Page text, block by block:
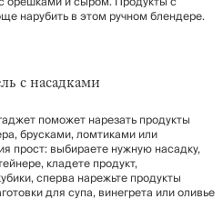
нарубить в этом ручном блендере.
с насадками
поможет нарезать продукты
брусками, ломтиками или
прост: выбираете нужную насадку,
кладете продукт,
сперва нарежьте продукты
для супа, винегрета или оливье